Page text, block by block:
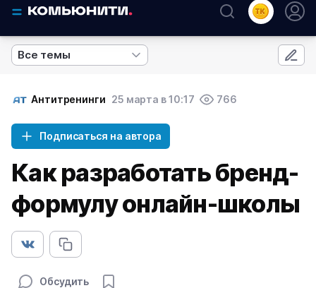
Все темы
Антитренинги 25 марта в 10:17 766
Подписаться на автора
Как разработать бренд-
формулу онлайн-школы
Обсудить